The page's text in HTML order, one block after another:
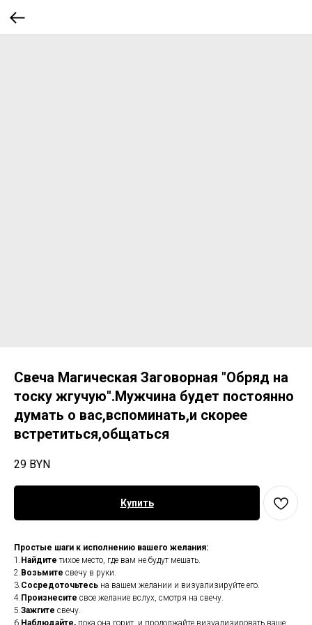
Свеча Магическая Заговорная "Обряд на
тоску жгучую".Мужчина будет постоянно
думать о вас,вспоминать,и скорее
встретиться,общаться
29 BYN
Купить
Простые шаги к исполнению вашего желания:
1. Найдите тихое место, где вам не будут мешать.
2. Возьмите свечу в руки.
3.Сосредоточьтесь на вашем желании и визуализируйте его.
4. Произнесите свое желание вслух, смотря на свечу.
5.Зажгите свечу.